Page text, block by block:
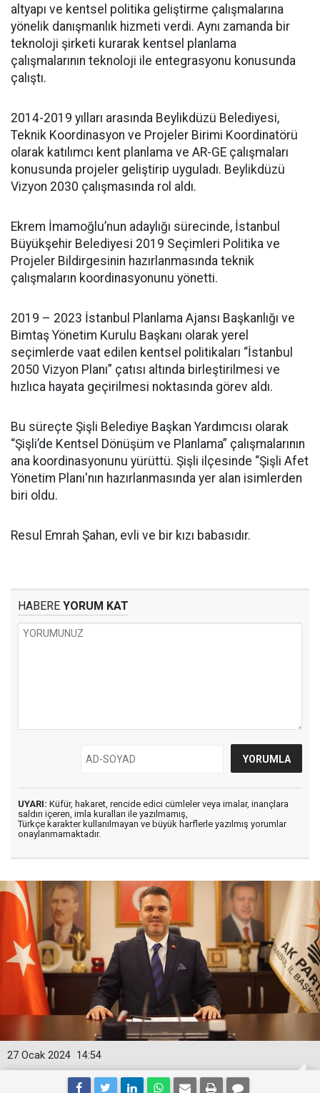
altyapı ve kentsel politika geliştirme çalışmalarına
yönelik danışmanlık hizmeti verdi. Aynı zamanda bir
teknoloji şirketi kurarak kentsel planlama
çalışmalarının teknoloji ile entegrasyonu konusunda
çalıştı.
2014-2019 yılları arasında Beylikdüzü Belediyesi,
Teknik Koordinasyon ve Projeler Birimi Koordinatörü
olarak katılımcı kent planlama ve AR-GE çalışmaları
konusunda projeler geliştirip uyguladı. Beylikdüzü
Vizyon 2030 çalışmasında rol aldı.
Ekrem İmamoğlu’nun adaylığı sürecinde, İstanbul
Büyükşehir Belediyesi 2019 Seçimleri Politika ve
Projeler Bildirgesinin hazırlanmasında teknik
çalışmaların koordinasyonunu yönetti.
2019 – 2023 İstanbul Planlama Ajansı Başkanlığı ve
Bimtaş Yönetim Kurulu Başkanı olarak yerel
seçimlerde vaat edilen kentsel politikaları “İstanbul
2050 Vizyon Planı” çatısı altında birleştirilmesi ve
hızlıca hayata geçirilmesi noktasında görev aldı.
Bu süreçte Şişli Belediye Başkan Yardımcısı olarak
“Şişli’de Kentsel Dönüşüm ve Planlama” çalışmalarının
ana koordinasyonunu yürüttü. Şişli ilçesinde “Şişli Afet
Yönetim Planı'nın hazırlanmasında yer alan isimlerden
biri oldu.
Resul Emrah Şahan, evli ve bir kızı babasıdır.
HABERE YORUM KAT
UYARI: Küfür, hakaret, rencide edici cümleler veya imalar, inançlara
saldırı içeren, imla kuralları ile yazılmamış,
Türkçe karakter kullanılmayan ve büyük harflerle yazılmış yorumlar
onaylanmamaktadır.
14:54
27 Ocak 2024